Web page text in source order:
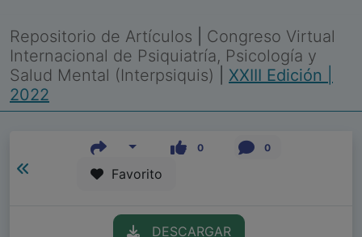
Repositorio de Artículos
Congreso Virtual
Internacional de Psiquiatría, Psicología y
Salud Mental (Interpsiquis)
XXIII Edición |
2022
0 0
Favorito
DESCARGAR